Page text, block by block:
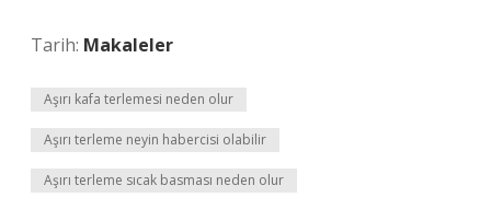
Tarih: Makaleler
Aşırı kafa terlemesi neden olur
Aşırı terleme neyin habercisi olabilir
Aşırı terleme sıcak basması neden olur